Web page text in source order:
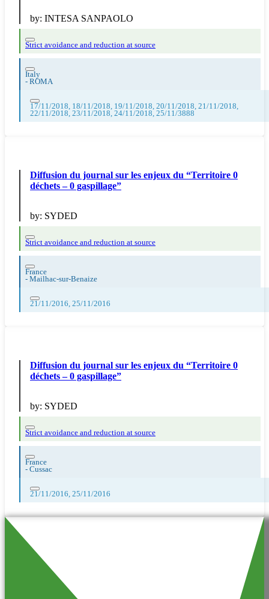
by: INTESA SANPAOLO
Strict avoidance and reduction at source
Italy
- ROMA
17/11/2018, 18/11/2018, 19/11/2018, 20/11/2018, 21/11/2018,
22/11/2018, 23/11/2018, 24/11/2018, 25/11/3888
Diffusion du journal sur les enjeux du “Territoire 0
déchets – 0 gaspillage”
by: SYDED
Strict avoidance and reduction at source
France
- Mailhac-sur-Benaize
21/11/2016, 25/11/2016
Diffusion du journal sur les enjeux du “Territoire 0
déchets – 0 gaspillage”
by: SYDED
Strict avoidance and reduction at source
France
- Cussac
21/11/2016, 25/11/2016